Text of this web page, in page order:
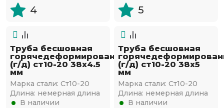
4 5
Труба бесшовная
горячедеформированная
(г/д) ст10-20 38х4.5
мм
Марка стали: Ст10-20
Длина: немерная длина
В наличии
Труба бесшовная
(г/д) ст10-20 38х5
мм
Марка стали: Ст10-20
Длина: немерная длина
В наличии